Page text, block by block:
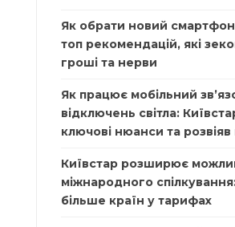
Як обрати новий смартфон
топ рекомендацій, які
гроші та нерви
Як працює мобільний
відключень світла:
ключові нюанси та розвіяв
Київстар розширює
міжнародного
більше країн у тарифах